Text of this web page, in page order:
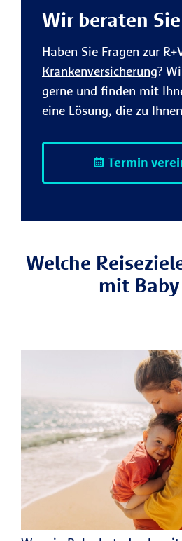
Wir beraten
Haben Sie Fragen zur
Krankenversicherung?
gerne und finden mit
eine Lösung, die zu
Termin
Welche
mit